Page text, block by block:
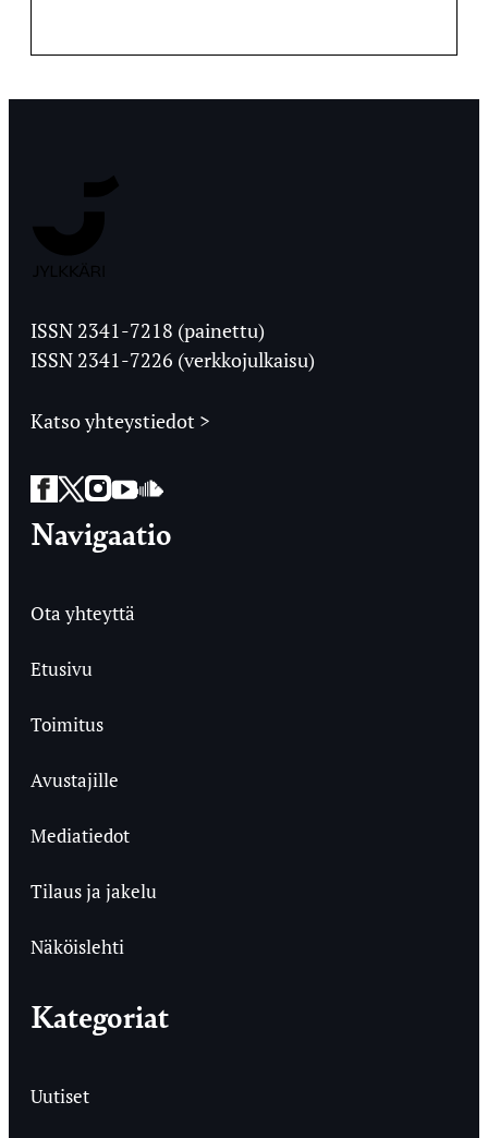
Ylioppilaslehti
ISSN 2341-7218 (painettu)
ISSN 2341-7226 (verkkojulkaisu)
Katso yhteystiedot >
Facebook
Twitter
Instagram
YouTube
SoundCloud
Navigaatio
Ota yhteyttä
Etusivu
Toimitus
Avustajille
Mediatiedot
Tilaus ja jakelu
Näköislehti
Kategoriat
Uutiset